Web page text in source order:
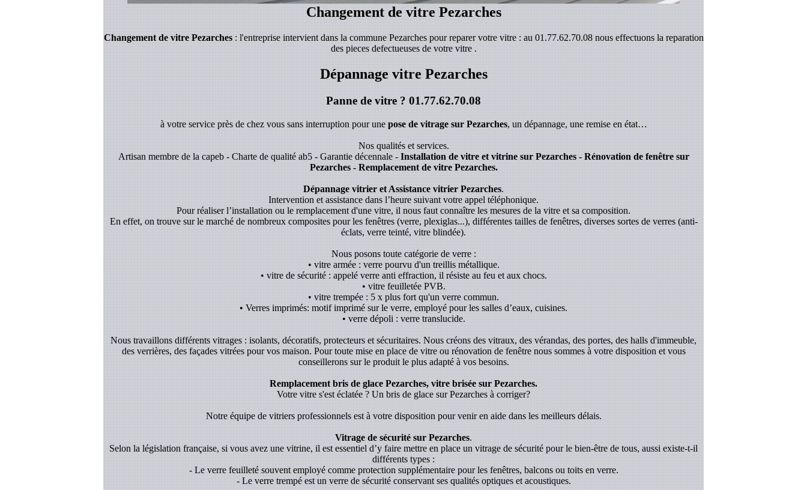
Changement de vitre Pezarches
Changement de vitre Pezarches: l'entreprise intervient dans la commune Pezarches pour reparer votre vitre : au 01.77.62.70.08 nous effectuons la reparation
des pieces defectueuses de votre vitre .
Dépannage vitre Pezarches
Panne de vitre ?01.77.62.70.08
à votre service près de chez vous sans interruption pour unepose de vitrage sur Pezarches, un dépannage, une remise en état…
Nos qualités et services.
Artisan membre de la capeb - Charte de qualité ab5 - Garantie décennale -Installation de vitre et vitrine sur Pezarches - Rénovation de fenêtre sur
Pezarches - Remplacement de vitre Pezarches.
Dépannage vitrier et Assistance vitrier Pezarches.
Intervention et assistance dans l’heure suivant votre appel téléphonique.
Pour réaliser l’installation ou le remplacement d'une vitre, il nous faut connaître les mesures de la vitre et sa composition.
En effet, on trouve sur le marché de nombreux composites pour les fenêtres (verre, plexiglas...), différentes tailles de fenêtres, diverses sortes de verres (anti-
éclats, verre teinté, vitre blindée).
Nous posons toute catégorie de verre :
• vitre armée : verre pourvu d'un treillis métallique.
• vitre de sécurité : appelé verre anti effraction, il résiste au feu et aux chocs.
• vitre feuilletée PVB.
• vitre trempée : 5 x plus fort qu'un verre commun.
• Verres imprimés: motif imprimé sur le verre, employé pour les salles d’eaux, cuisines.
• verre dépoli : verre translucide.
Nous travaillons différents vitrages : isolants, décoratifs, protecteurs et sécuritaires. Nous créons des vitraux, des vérandas, des portes, des halls d'immeuble,
des verrières, des façades vitrées pour vos maison. Pour toute mise en place de vitre ou rénovation de fenêtre nous sommes à votre disposition et vous
conseillerons sur le produit le plus adapté à vos besoins.
Remplacement bris de glace Pezarches, vitre brisée sur Pezarches.
Votre vitre s'est éclatée ? Un bris de glace sur Pezarches à corriger?
Notre équipe de vitriers professionnels est à votre disposition pour venir en aide dans les meilleurs délais.
Vitrage de sécurité sur Pezarches.
Selon la législation française, si vous avez une vitrine, il est essentiel d’y faire mettre en place un vitrage de sécurité pour le bien-être de tous, aussi existe-t-il
différents types :
- Le verre feuilleté souvent employé comme protection supplémentaire pour les fenêtres, balcons ou toits en verre.
- Le verre trempé est un verre de sécurité conservant ses qualités optiques et acoustiques.